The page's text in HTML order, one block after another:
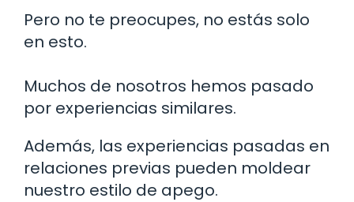
Pero no te preocupes, no estás solo
en esto.
Muchos de nosotros hemos pasado
por experiencias similares.
Además, las experiencias pasadas en
relaciones previas pueden moldear
nuestro estilo de apego.